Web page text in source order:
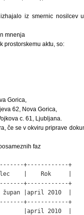
iz smernic nosilcev
mnenja
prostorskemu aktu, so:
Gorica,
62, Nova Gorica,
c. 61, Ljubljana.
če se v okviru priprave
faz
+------------+
|    Rok     |
+------------+
|april 2010  |
+------------+
|april 2010  |